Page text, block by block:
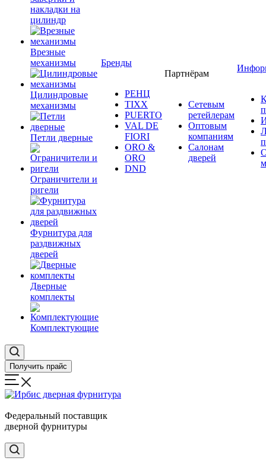
накладки на
цилиндр
Врезные
механизмы
Цилиндровые
механизмы
Петли дверные
Ограничители и
ригели
Фурнитура для
раздвижных
дверей
Дверные
комплекты
Комплектующие
Бренды
РЕНЦ
TIXX
PUERTO
VAL DE
FIORI
ORO &
ORO
DND
Партнёрам
Сетевым
ретейлерам
Оптовым
компаниям
Салонам
дверей
Получить прайс
Федеральный поставщик
дверной фурнитуры